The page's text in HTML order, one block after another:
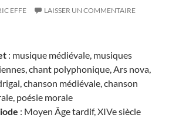
EFFE LAISSER UN COMMENTAIRE
: musique médiévale, musiques
chant polyphonique, Ars nova,
chanson médiévale, chanson
poésie morale
: Moyen Âge tardif, XIVe siècle